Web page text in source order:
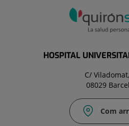
HOSPITAL
C/
08029
Com